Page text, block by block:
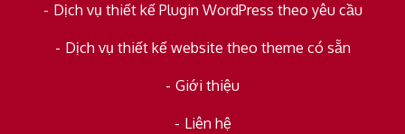
Dịch vụ thiết kế Plugin WordPress theo yêu cầu
Dịch vụ thiết kế website theo theme có sẵn
Giới thiệu
Liên hệ